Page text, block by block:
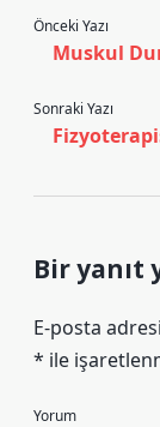
Önceki Yazı
Muskul
Sonraki Yazı
Bir yanıt
E-posta
* ile
Yorum